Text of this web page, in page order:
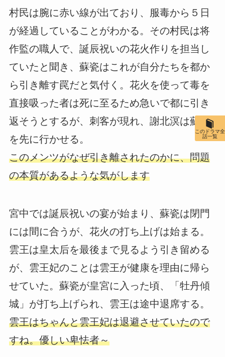
村民は腕に赤い線が出ており、服毒から５日
が経過していることがわかる。その村民は将
作監の職人で、誕辰祝いの花火作りを担当し
ていたと聞き、蘇瓷はこれが自分たちを都か
ら引き離す罠だと気付く。花火を使って毒を
直接吸った者は死に至るため急いで都に引き
返そうとするが、刺客が現れ、謝北溟は蘇瓷
を先に行かせる。
このメンツがなぜ引き離されたのかに、問題
の本質があるような気がします
宮中では誕辰祝いの宴が始まり、蘇瓷は閉門
には間に合うが、花火の打ち上げは始まる。
雲王は皇太后を最後まで見るよう引き留める
が、雲王妃のことは雲王が健康を理由に帰ら
せていた。蘇瓷が皇宮に入った頃、「牡丹傾
城」が打ち上げられ、雲王は途中退席する。
雲王はちゃんと雲王妃は退避させていたので
すね。優しい卑怯者～
このドラマ全
話一覧